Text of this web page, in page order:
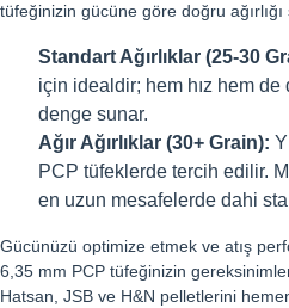
tüfeğinizin gücüne göre doğru
Standart Ağırlıklar (25-30
için idealdir; hem hız hem
denge sunar.
Ağır Ağırlıklar (30+ Grain):
PCP tüfeklerde tercih edilir.
en uzun mesafelerde dahi
Gücünüzü optimize etmek ve atış
6,35 mm PCP tüfeğinizin
Hatsan, JSB ve H&N pelletlerini